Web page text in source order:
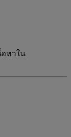
อหาใน